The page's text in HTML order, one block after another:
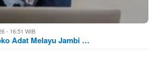
- 16:51 WIB
Adat Melayu Jambi …